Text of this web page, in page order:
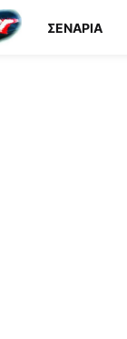
ΣΕΝΆΡΙΑ